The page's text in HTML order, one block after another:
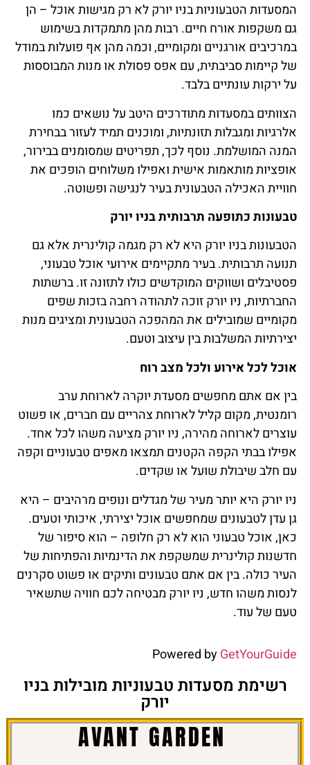
המסעדות הטבעוניות בניו יורק לא רק מגישות אוכל – הן
גם משקפות אורח חיים. רבות מהן מתמקדות בשימוש
במרכיבים אורגניים ומקומיים, וכמה מהן אף פועלות במודל
של קיימות סביבתית, עם אפס פסולת או מנות המבוססות
על ירקות עונתיים בלבד.
הצוותים במסעדות מתודרכים היטב על נושאים כמו
אלרגיות ומגבלות תזונתיות, ומוכנים תמיד לעזור בבחירת
המנה המושלמת. נוסף לכך, תפריטים שמסומנים בבירור,
אופציות מותאמות אישית ואפילו משלוחים הופכים את
חוויית האכילה הטבעונית בעיר לנגישה ופשוטה.
טבעונות כתופעה תרבותית בניו יורק
הטבעונות בניו יורק היא לא רק מגמה קולינרית אלא גם
תנועה תרבותית. בעיר מתקיימים אירועי אוכל טבעוני,
פסטיבלים ושווקים המוקדשים כולו לתזונה זו. ברשתות
החברתיות, ניו יורק זוכה לתהודה רחבה בזכות שפים
מקומיים שמובילים את המהפכה הטבעונית ומציגים מנות
יצירתיות המשלבות בין עיצוב וטעם.
אוכל לכל אירוע ולכל מצב רוח
בין אם אתם מחפשים מסעדת יוקרה לארוחת ערב
רומנטית, מקום קליל לארוחת צהריים עם חברים, או פשוט
עוצרים לארוחה מהירה, ניו יורק מציעה משהו לכל אחד.
אפילו בבתי הקפה הקטנים תמצאו מאפים טבעוניים וקפה
עם חלב שיבולת שועל או שקדים.
ניו יורק היא יותר מעיר של מגדלים ונופים מרהיבים – היא
גן עדן לטבעונים שמחפשים אוכל יצירתי, איכותי וטעים.
כאן, אוכל טבעוני הוא לא רק חלופה – הוא סיפור של
חדשנות קולינרית שמשקפת את הדינמיות והפתיחות של
העיר כולה. בין אם אתם טבעונים ותיקים או פשוט סקרנים
לנסות משהו חדש, ניו יורק מבטיחה לכם חוויה שתשאיר
טעם של עוד.
Powered byGetYourGuide
רשימת מסעדות טבעוניות מובילות בניו
יורק
AVANT GARDEN